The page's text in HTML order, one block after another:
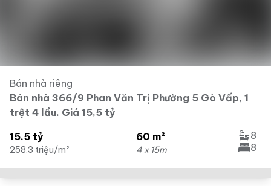
Bán nhà riêng
Bán nhà 366/9 Phan Văn Trị Phường 5 Gò Vấp, 1
trệt 4 lầu. Giá 15,5 tỷ
15.5 tỷ
258.3 triệu/m²
60 m²
4 x 15m
8
8